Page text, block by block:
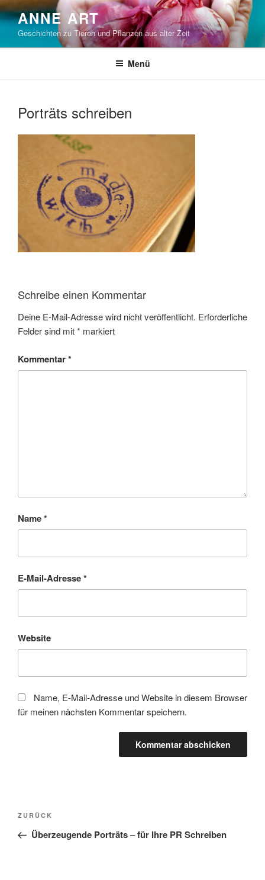
Zum
Inhalt
springen
ANNE ART
Geschichten zu Tieren und Pflanzen aus alter Zeit
Menü
Porträts schreiben
Schreibe einen Kommentar
Deine E-Mail-Adresse wird nicht veröffentlicht. Erforderliche
Felder sind mit* markiert
Kommentar*
Name*
E-Mail-Adresse*
Website
Name, E-Mail-Adresse und Website in diesem Browser
für meinen nächsten Kommentar speichern.
Beitragsnavigation
Vorheriger
Beitrag
ZURÜCK
Überzeugende Porträts – für Ihre PR Schreiben